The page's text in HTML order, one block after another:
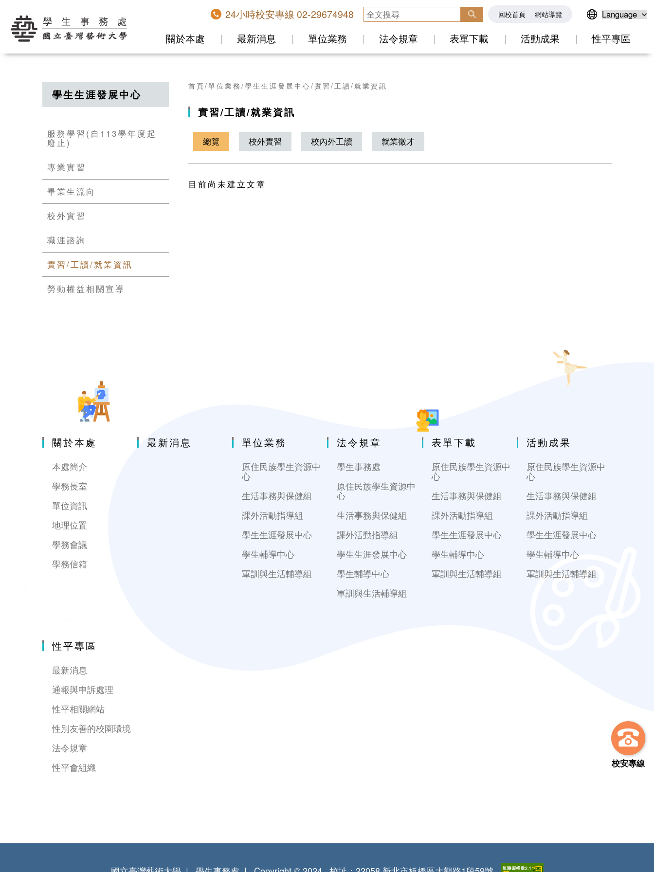
學生事務處
24小時校安專線 02-29674948 回校首頁 網站導覽
關於本處 最新消息 單位業務 法令規章 表單下載 活動成果 性平專區
學生生涯發展中心
服務學習(自113學年度起
廢止)
專業實習
畢業生流向
校外實習
職涯諮詢
實習/工讀/就業資訊
勞動權益相關宣導
首頁 單位業務 學生生涯發展中心 實習/工讀/就業資訊
實習/工讀/就業資訊
總覽 校外實習 校內外工讀 就業徵才
目前尚未建立文章
校安專線
關於本處
本處簡介
學務長室
單位資訊
地理位置
學務會議
學務信箱
最新消息 單位業務
原住民族學生資源中
心
生活事務與保健組
課外活動指導組
學生生涯發展中心
學生輔導中心
軍訓與生活輔導組
法令規章
學生事務處
原住民族學生資源中
心
生活事務與保健組
課外活動指導組
學生生涯發展中心
學生輔導中心
軍訓與生活輔導組
表單下載
原住民族學生資源中
心
生活事務與保健組
課外活動指導組
學生生涯發展中心
學生輔導中心
軍訓與生活輔導組
活動成果
原住民族學生資源中
心
生活事務與保健組
課外活動指導組
學生生涯發展中心
學生輔導中心
軍訓與生活輔導組
性平專區
最新消息
通報與申訴處理
性平相關網站
性別友善的校園環境
法令規章
性平會組織